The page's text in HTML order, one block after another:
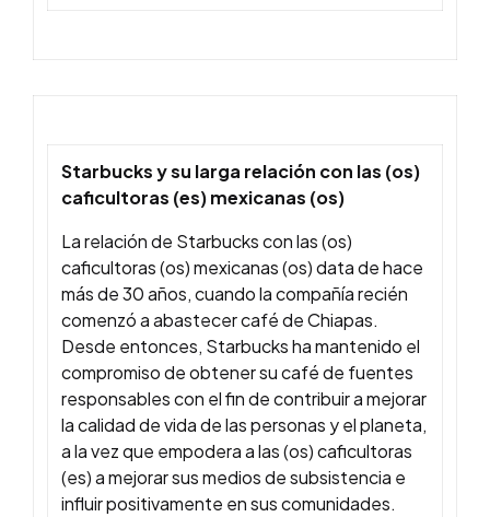
Starbucks y su larga relación con las (os)
caficultoras (es) mexicanas (os)
La relación de Starbucks con las (os)
caficultoras (os) mexicanas (os) data de hace
más de 30 años, cuando la compañía recién
comenzó a abastecer café de Chiapas.
Desde entonces, Starbucks ha mantenido el
compromiso de obtener su café de fuentes
responsables con el fin de contribuir a mejorar
la calidad de vida de las personas y el planeta,
a la vez que empodera a las (os) caficultoras
(es) a mejorar sus medios de subsistencia e
influir positivamente en sus comunidades.